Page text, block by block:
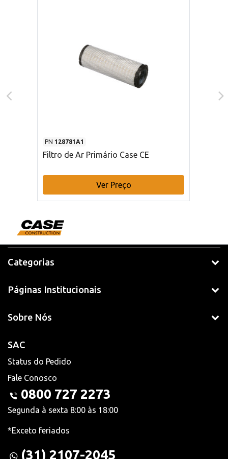
PN 128781A1
Filtro de Ar Primário Case CE
Ver Preço
Categorias
Páginas Institucionais
Sobre Nós
SAC
Status do Pedido
Fale Conosco
0800 727 2273
Segunda à sexta 8:00 às 18:00
*Exceto feriados
(31) 2107-2045